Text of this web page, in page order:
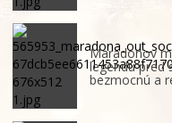
Maradonov
legendu pred
bezmocnú a